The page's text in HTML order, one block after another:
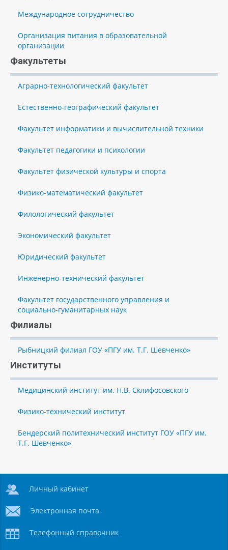
Международное сотрудничество
Организация питания в образовательной
организации
Факультеты
Аграрно-технологический факультет
Естественно-географический факультет
Факультет информатики и вычислительной техники
Факультет педагогики и психологии
Факультет физической культуры и спорта
Физико-математический факультет
Филологический факультет
Экономический факультет
Юридический факультет
Инженерно-технический факультет
Факультет государственного управления и
социально-гуманитарных наук
Филиалы
Рыбницкий филиал ГОУ «ПГУ им. Т.Г. Шевченко»
Институты
Медицинский институт им. Н.В. Склифосовского
Физико-технический институт
Бендерский политехнический институт ГОУ «ПГУ им.
Т.Г. Шевченко»
Личный кабинет
Электронная почта
Телефонный справочник